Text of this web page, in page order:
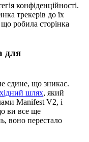
конфіденційності.
трекерів до їх
робила сторінка
для
єдине, що зникає.
шлях, який
Manifest V2, і
ви все ще
воно перестало